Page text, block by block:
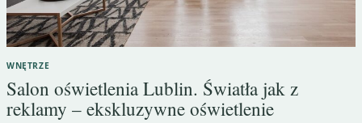
WNĘTRZE
Salon oświetlenia Lublin. Światła jak z
reklamy – ekskluzywne oświetlenie